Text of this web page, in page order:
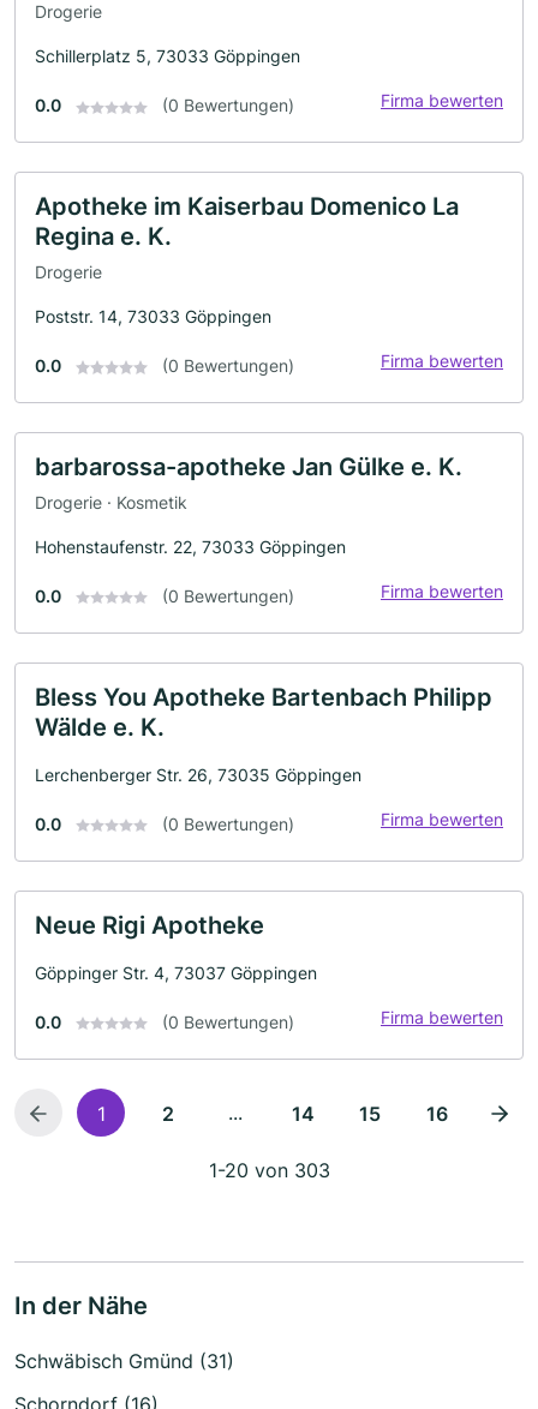
Drogerie
Schillerplatz 5, 73033 Göppingen
0.0 (0 Bewertungen) Firma bewerten
Apotheke im Kaiserbau Domenico La
Regina e. K.
Drogerie
Poststr. 14, 73033 Göppingen
0.0 (0 Bewertungen) Firma bewerten
barbarossa-apotheke Jan Gülke e. K.
Drogerie · Kosmetik
Hohenstaufenstr. 22, 73033 Göppingen
0.0 (0 Bewertungen) Firma bewerten
Bless You Apotheke Bartenbach Philipp
Wälde e. K.
Lerchenberger Str. 26, 73035 Göppingen
0.0 (0 Bewertungen) Firma bewerten
Neue Rigi Apotheke
Göppinger Str. 4, 73037 Göppingen
0.0 (0 Bewertungen) Firma bewerten
1 2 ... 14 15 16
1-20 von 303
In der Nähe
Schwäbisch Gmünd (31)
Schorndorf (16)